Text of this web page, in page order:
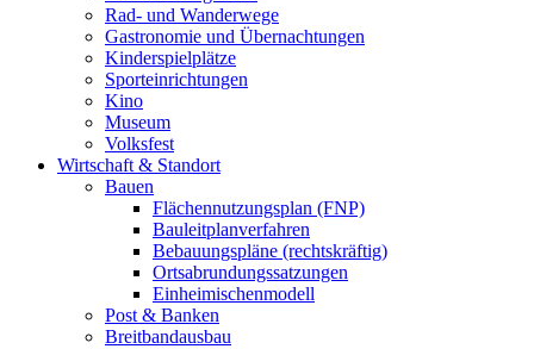
Rad- und Wanderwege
Gastronomie und Übernachtungen
Kinderspielplätze
Sporteinrichtungen
Kino
Museum
Volksfest
Wirtschaft & Standort
Bauen
Flächennutzungsplan (FNP)
Bauleitplanverfahren
Bebauungspläne (rechtskräftig)
Ortsabrundungssatzungen
Einheimischenmodell
Post & Banken
Breitbandausbau